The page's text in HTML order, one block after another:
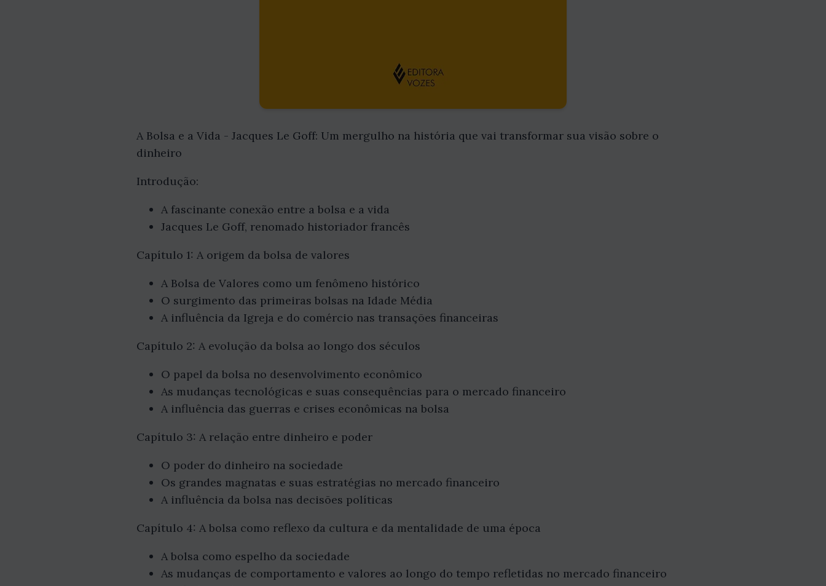
A Bolsa e a Vida - Jacques Le Goff: Um mergulho na história que vai transformar sua visão sobre o
dinheiro
Introdução:
A fascinante conexão entre a bolsa e a vida
Jacques Le Goff, renomado historiador francês
Capítulo 1: A origem da bolsa de valores
A Bolsa de Valores como um fenômeno histórico
O surgimento das primeiras bolsas na Idade Média
A influência da Igreja e do comércio nas transações financeiras
Capítulo 2: A evolução da bolsa ao longo dos séculos
O papel da bolsa no desenvolvimento econômico
As mudanças tecnológicas e suas consequências para o mercado financeiro
A influência das guerras e crises econômicas na bolsa
Capítulo 3: A relação entre dinheiro e poder
O poder do dinheiro na sociedade
Os grandes magnatas e suas estratégias no mercado financeiro
A influência da bolsa nas decisões políticas
Capítulo 4: A bolsa como reflexo da cultura e da mentalidade de uma época
A bolsa como espelho da sociedade
As mudanças de comportamento e valores ao longo do tempo refletidas no mercado financeiro